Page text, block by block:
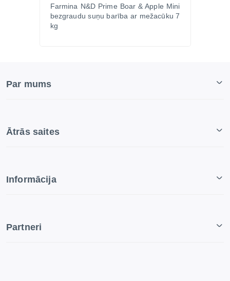
Farmina N&D Prime Boar & Apple Mini
bezgraudu suņu barība ar mežacūku 7
kg
Par mums
Ātrās saites
Informācija
Partneri